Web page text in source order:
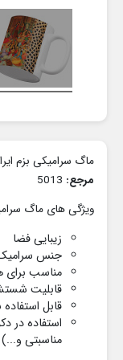
ماگ سرامیکی بزم
مرجع:
ویژگی های ماگ
زیبایی فضا
جنس
مناسب برای
قابلیت
قابل
استفاده در
مناسبتی و...)